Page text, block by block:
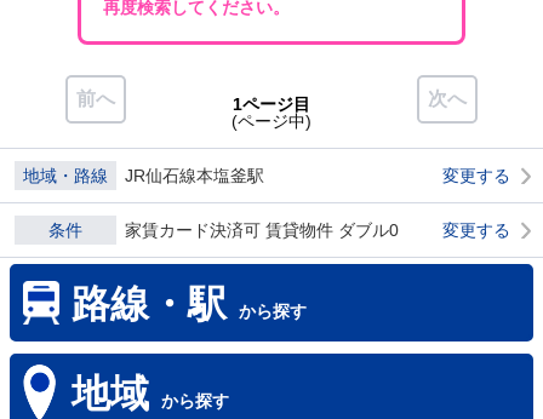
再度検索してください。
前へ 次へ
1ページ目
(ページ中)
地域・路線 JR仙石線本塩釜駅 変更する
条件 家賃カード決済可 賃貸物件 ダブル0 変更する
路線・駅 から探す
地域 から探す